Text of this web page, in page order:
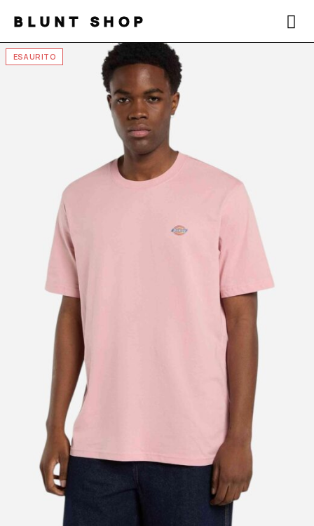
BLUNT SHOP
ESAURITO